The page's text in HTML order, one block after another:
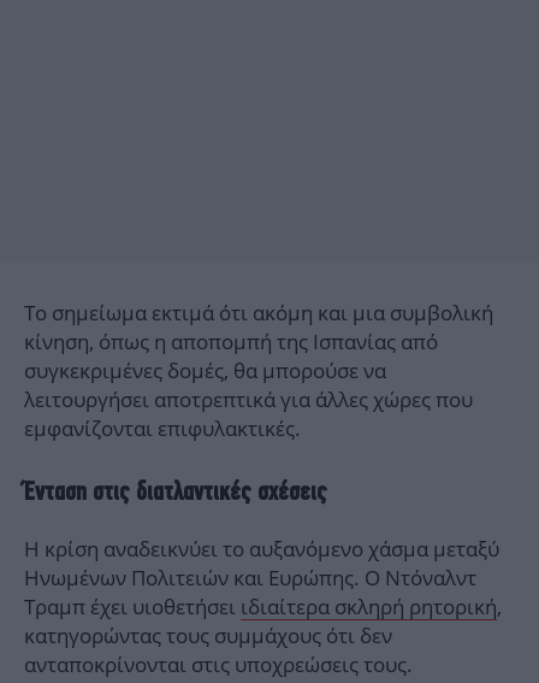
Το σημείωμα εκτιμά ότι ακόμη και μια συμβολική
κίνηση, όπως η αποπομπή της Ισπανίας από
συγκεκριμένες δομές, θα μπορούσε να
λειτουργήσει αποτρεπτικά για άλλες χώρες που
εμφανίζονται επιφυλακτικές.
Ένταση στις διατλαντικές σχέσεις
Η κρίση αναδεικνύει το αυξανόμενο χάσμα μεταξύ
Ηνωμένων Πολιτειών και Ευρώπης. Ο Ντόναλντ
Τραμπ έχει υιοθετήσει ιδιαίτερα σκληρή ρητορική,
κατηγορώντας τους συμμάχους ότι δεν
ανταποκρίνονται στις υποχρεώσεις τους.